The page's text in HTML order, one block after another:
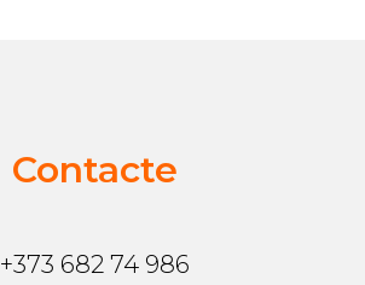
Contacte
+373 682 74 986